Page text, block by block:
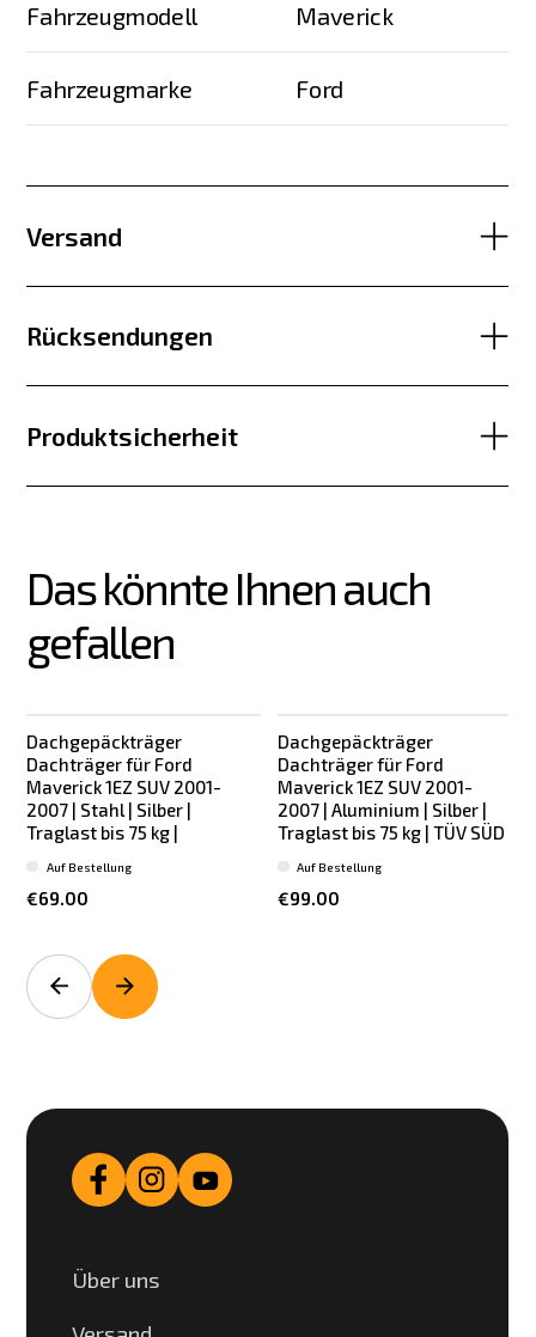
Fahrzeugmodell Maverick
Fahrzeugmarke Ford
Versand
Rücksendungen
Produktsicherheit
Das könnte Ihnen auch
gefallen
Dachgepäckträger
Dachträger für Ford
Maverick 1EZ SUV 2001-
2007 | Stahl | Silber |
Traglast bis 75 kg |
€69.00
Auf Bestellung
Dachgepäckträger
Dachträger für Ford
Maverick 1EZ SUV 2001-
2007 | Aluminium | Silber |
Traglast bis 75 kg | TÜV SÜD
€99.00
Auf Bestellung
Über uns